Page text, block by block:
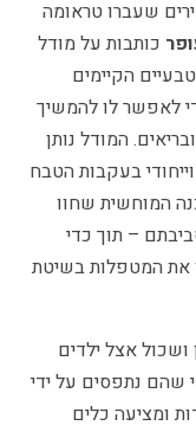
שעברו טראומה
כותבות על מודל
הקיימים
לאפשר לו להמשיך
המודל נותן
בעקבות הטבח
המוחשית שחוו
– תוך כדי
את המטפלות בשיטת
אצל ילדים
באוקטובר, כפי שהם נתפסים על ידי
ומציעה כלים